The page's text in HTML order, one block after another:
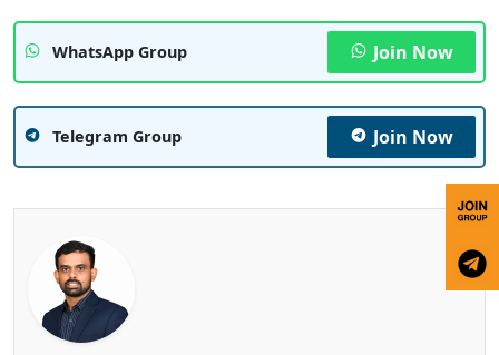
WhatsApp Group Join Now
Telegram Group Join Now